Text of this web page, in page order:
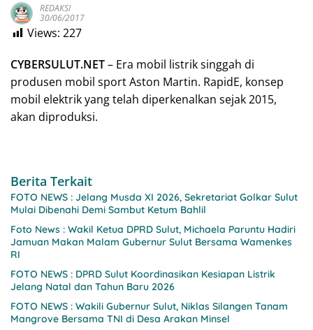
REDAKSI
30/06/2017
Views: 227
CYBERSULUT.NET– Era mobil listrik singgah di
produsen mobil sport Aston Martin. RapidE, konsep
mobil elektrik yang telah diperkenalkan sejak 2015,
akan diproduksi.
Berita Terkait
FOTO NEWS : Jelang Musda XI 2026, Sekretariat Golkar Sulut
Mulai Dibenahi Demi Sambut Ketum Bahlil
Foto News : Wakil Ketua DPRD Sulut, Michaela Paruntu Hadiri
Jamuan Makan Malam Gubernur Sulut Bersama Wamenkes
RI
FOTO NEWS : DPRD Sulut Koordinasikan Kesiapan Listrik
Jelang Natal dan Tahun Baru 2026
FOTO NEWS : Wakili Gubernur Sulut, Niklas Silangen Tanam
Mangrove Bersama TNI di Desa Arakan Minsel